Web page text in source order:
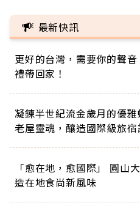
最新快訊
更好的台灣，需要你的聲
禮帶回家！
凝鍊半世紀流金歲月的優
老屋靈魂，釀造國際級旅宿
「愈在地，愈國際」 圓山
造在地食尚新風味